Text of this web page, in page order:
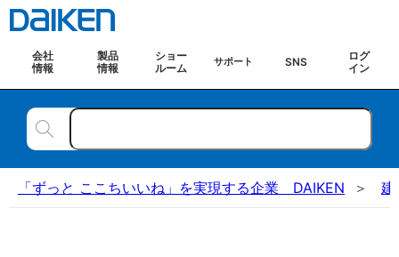
会社
情報
製品
情報
ショー
ルーム
サポート SNS
ログ
イン
「ずっと ここちいいね」を実現する企業 DAIKEN 建